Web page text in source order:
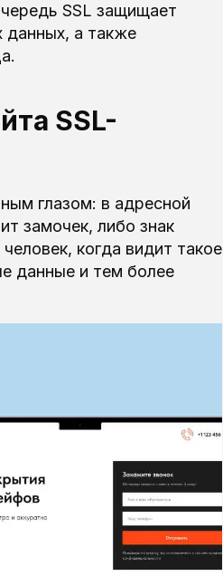
SSL защищает
данных, а также
SSL-
глазом: в адресной
замочек, либо знак
когда видит такое
данные и тем более